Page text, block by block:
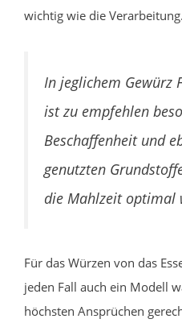
wichtig wie die Verarbeitung.
In jeglichem Gewürz
ist zu empfehlen
Beschaffenheit und
genutzten
die Mahlzeit optimal
Für das Würzen von das
jeden Fall auch ein Modell
höchsten Ansprüchen